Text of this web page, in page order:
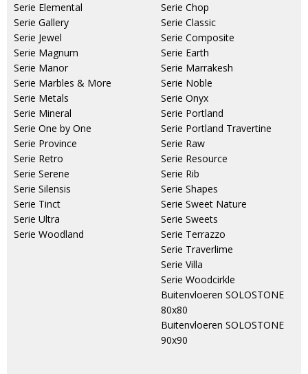
Serie Elemental
Serie Gallery
Serie Jewel
Serie Magnum
Serie Manor
Serie Marbles & More
Serie Metals
Serie Mineral
Serie One by One
Serie Province
Serie Retro
Serie Serene
Serie Silensis
Serie Tinct
Serie Ultra
Serie Woodland
Serie Chop
Serie Classic
Serie Composite
Serie Earth
Serie Marrakesh
Serie Noble
Serie Onyx
Serie Portland
Serie Portland Travertine
Serie Raw
Serie Resource
Serie Rib
Serie Shapes
Serie Sweet Nature
Serie Sweets
Serie Terrazzo
Serie Traverlime
Serie Villa
Serie Woodcirkle
Buitenvloeren SOLOSTONE
80x80
Buitenvloeren SOLOSTONE
90x90